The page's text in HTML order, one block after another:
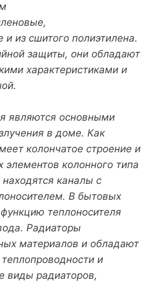
из сшитого полиэтилена.
защиты, они обладают
характеристиками и
являются основными
в доме. Как
колончатое строение и
элементов колонного типа
каналы с
В бытовых
теплоносителя
Радиаторы
материалов и обладают
и
виды радиаторов,